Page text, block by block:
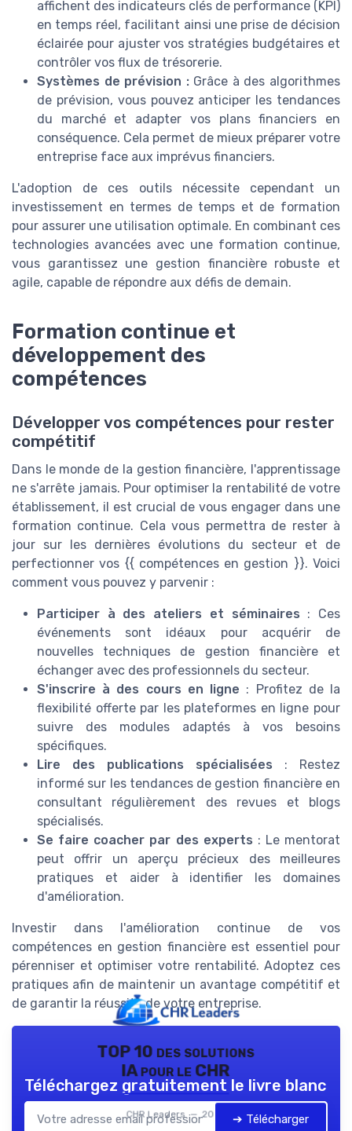
affichent des indicateurs clés de performance (KPI)
en temps réel, facilitant ainsi une prise de décision
éclairée pour ajuster vos stratégies budgétaires et
contrôler vos flux de trésorerie.
Systèmes de prévision :Grâce à des algorithmes
de prévision, vous pouvez anticiper les tendances
du marché et adapter vos plans financiers en
conséquence. Cela permet de mieux préparer votre
entreprise face aux imprévus financiers.
L'adoption de ces outils nécessite cependant un
investissement en termes de temps et de formation
pour assurer une utilisation optimale. En combinant ces
technologies avancées avec une formation continue,
vous garantissez une gestion financière robuste et
agile, capable de répondre aux défis de demain.
Formation continue et
développement des
compétences
Développer vos compétences pour rester
compétitif
Dans le monde de la gestion financière, l'apprentissage
ne s'arrête jamais. Pour optimiser la rentabilité de votre
établissement, il est crucial de vous engager dans une
formation continue. Cela vous permettra de rester à
jour sur les dernières évolutions du secteur et de
perfectionner vos {{ compétences en gestion }}. Voici
comment vous pouvez y parvenir :
Participer à des ateliers et séminaires : Ces
événements sont idéaux pour acquérir de
nouvelles techniques de gestion financière et
échanger avec des professionnels du secteur.
S'inscrire à des cours en ligne : Profitez de la
flexibilité offerte par les plateformes en ligne pour
suivre des modules adaptés à vos besoins
spécifiques.
Lire des publications spécialisées : Restez
informé sur les tendances de gestion financière en
consultant régulièrement des revues et blogs
spécialisés.
Se faire coacher par des experts : Le mentorat
peut offrir un aperçu précieux des meilleures
pratiques et aider à identifier les domaines
d'amélioration.
Investir dans l'amélioration continue de vos
compétences en gestion financière est essentiel pour
pérenniser et optimiser votre rentabilité. Adoptez ces
pratiques afin de maintenir un avantage compétitif et
de garantir la réussite de votre entreprise.
TOP 10 des solutions
IA pour le CHR
CHR Leaders — 2026
Téléchargez gratuitement le livre blanc
➔ Télécharger